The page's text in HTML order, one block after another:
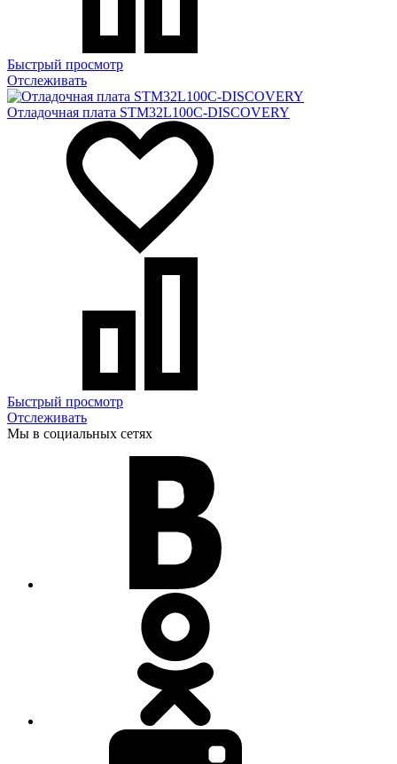
Быстрый просмотр
Отслеживать
Отладочная плата STM32L100C-DISCOVERY
Быстрый просмотр
Отслеживать
Мы в социальных сетях